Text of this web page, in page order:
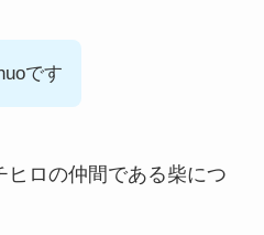
です
ロの仲間である柴につ